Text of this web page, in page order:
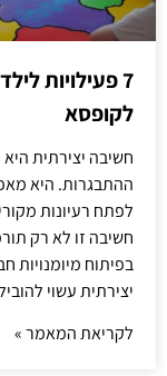
7 פעילויות
לקופסא
חשיבה יצירתית
ההתבגרות. היא
לפתח רעיונות
חשיבה זו לא רק
בפיתוח מיומנויות
יצירתית עשוי
לקריאת המאמר »